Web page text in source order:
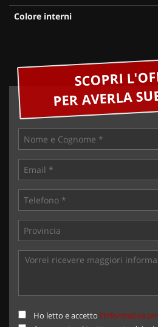
Colore interni
SCOPRI
PER AVERLA
Ho letto e accetto l'informativa